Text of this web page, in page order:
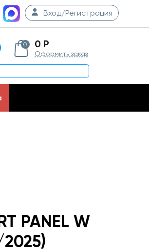
Вход/Регистрация
0 0 Р
Оформить заказ
PANEL W